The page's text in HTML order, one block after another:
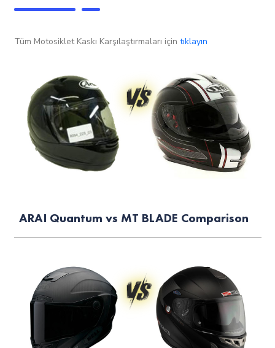
Tüm Motosiklet Kaskı Karşılaştırmaları için tıklayın
ARAI Quantum vs MT BLADE Comparison